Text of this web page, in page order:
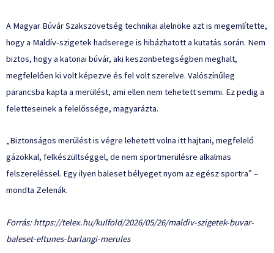
A Magyar Búvár Szakszövetség technikai alelnöke azt is megemlítette,
hogy a Maldív-szigetek hadserege is hibázhatott a kutatás során. Nem
biztos, hogy a katonai búvár, aki keszonbetegségben meghalt,
megfelelően ki volt képezve és fel volt szerelve. Valószínűleg
parancsba kapta a merülést, ami ellen nem tehetett semmi. Ez pedig a
feletteseinek a felelőssége, magyarázta.
„Biztonságos merülést is végre lehetett volna itt hajtani, megfelelő
gázokkal, felkészültséggel, de nem sportmerülésre alkalmas
felszereléssel. Egy ilyen baleset bélyeget nyom az egész sportra” –
mondta Zelenák.
Forrás:https://telex.hu/kulfold/2026/05/26/maldiv-szigetek-buvar-
baleset-eltunes-barlangi-merules